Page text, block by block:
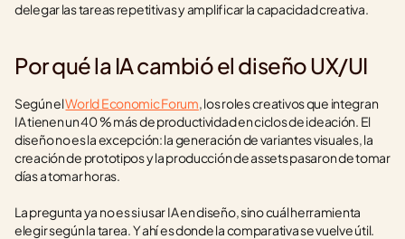
delegar las tareas repetitivas y amplificar la capacidad creativa.
Por qué la IA cambió el diseño UX/UI
Según el World Economic Forum, los roles creativos que integran
IA tienen un 40 % más de productividad en ciclos de ideación. El
diseño no es la excepción: la generación de variantes visuales, la
creación de prototipos y la producción de assets pasaron de tomar
días a tomar horas.
La pregunta ya no es si usar IA en diseño, sino cuál herramienta
elegir según la tarea. Y ahí es donde la comparativa se vuelve útil.